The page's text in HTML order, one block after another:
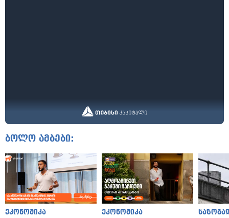
ბოლო ამბები:
ეკონომიკა ეკონომიკა